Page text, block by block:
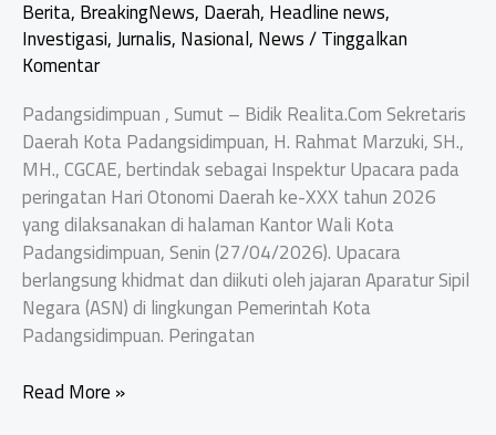
Berita,BreakingNews,Daerah,Headline news,
Investigasi,Jurnalis,Nasional,News/Tinggalkan
Komentar
Padangsidimpuan , Sumut – Bidik Realita.Com Sekretaris
Daerah Kota Padangsidimpuan, H. Rahmat Marzuki, SH.,
MH., CGCAE, bertindak sebagai Inspektur Upacara pada
peringatan Hari Otonomi Daerah ke-XXX tahun 2026
yang dilaksanakan di halaman Kantor Wali Kota
Padangsidimpuan, Senin (27/04/2026). Upacara
berlangsung khidmat dan diikuti oleh jajaran Aparatur Sipil
Negara (ASN) di lingkungan Pemerintah Kota
Padangsidimpuan. Peringatan
Harmoni
Read More »